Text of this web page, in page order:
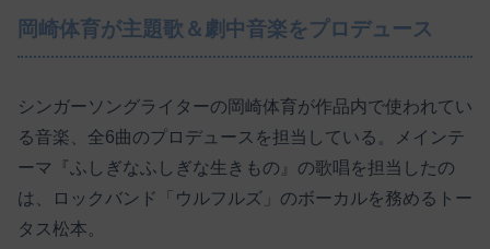
岡崎体育が主題歌＆劇中音楽をプロデュース
シンガーソングライターの岡崎体育が作品内で使われてい
る音楽、全6曲のプロデュースを担当している。メインテ
ーマ『ふしぎなふしぎな生きもの』の歌唱を担当したの
は、ロックバンド「ウルフルズ」のボーカルを務めるトー
タス松本。